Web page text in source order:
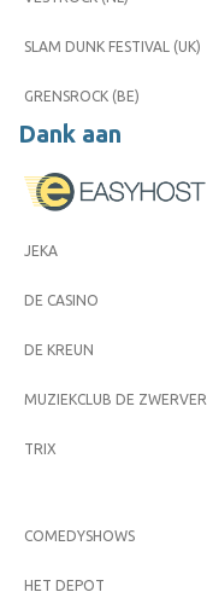
SLAM DUNK FESTIVAL (UK)
GRENSROCK (BE)
Dank aan
JEKA
DE CASINO
DE KREUN
MUZIEKCLUB DE ZWERVER
TRIX
COMEDYSHOWS
HET DEPOT